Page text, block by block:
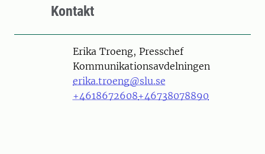
Kontakt
PersonErika Troeng, Presschef
Kommunikationsavdelningen
erika.troeng@slu.se
+4618672608+46738078890